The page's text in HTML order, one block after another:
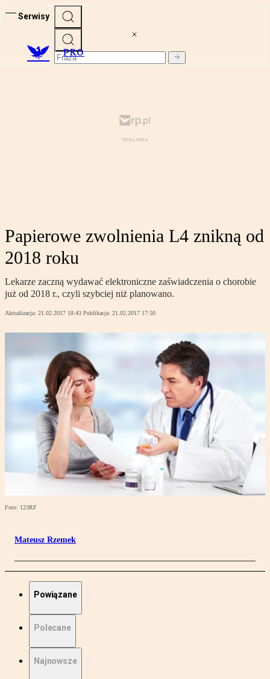
Serwisy
PRO
Papierowe zwolnienia L4 znikną od
2018 roku
Lekarze zaczną wydawać elektroniczne zaświadczenia o chorobie
już od 2018 r., czyli szybciej niż planowano.
Aktualizacja: 21.02.2017 18:43 Publikacja: 21.02.2017 17:50
Foto: 123RF
Mateusz Rzemek
Powiązane
Polecane
Najnowsze